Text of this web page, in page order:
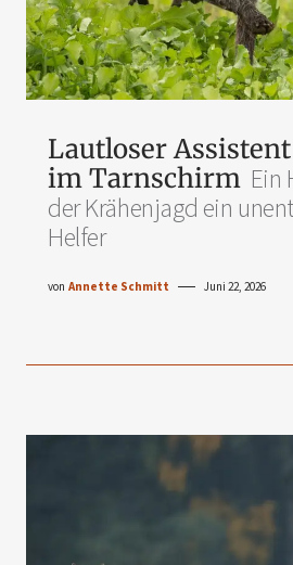
Lautloser Assistent
im Tarnschirm Ein
der Krähenjagd ein
Helfer
von Annette Schmitt Juni 22, 2026